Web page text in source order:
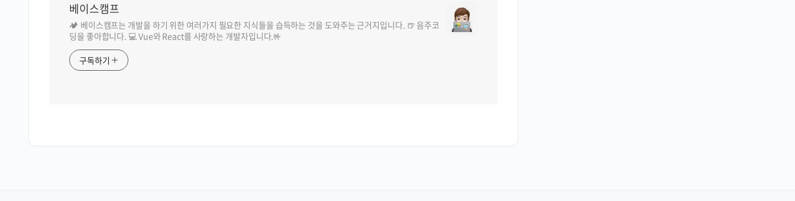
베이스캠프
🏕️ 베이스캠프는 개발을 하기 위한 여러가지 필요한 지식들을 습득하는 것을 도와주는 근거지입니다. 🍺 음주코
딩을 좋아합니다. 💻 Vue와 React를 사랑하는 개발자입니다.🤟
구독하기